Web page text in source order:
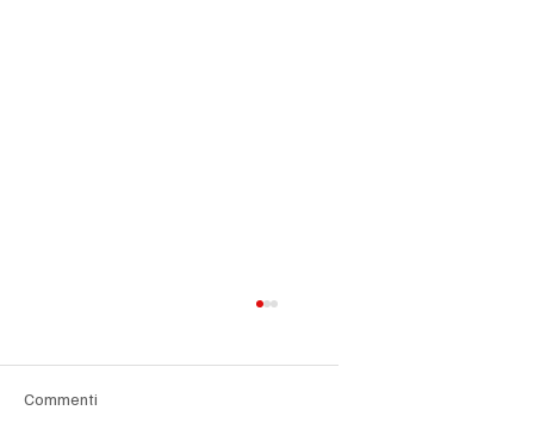
confronto
Il presidente argentino Javier Milei ha rilanciato uno
Commenti